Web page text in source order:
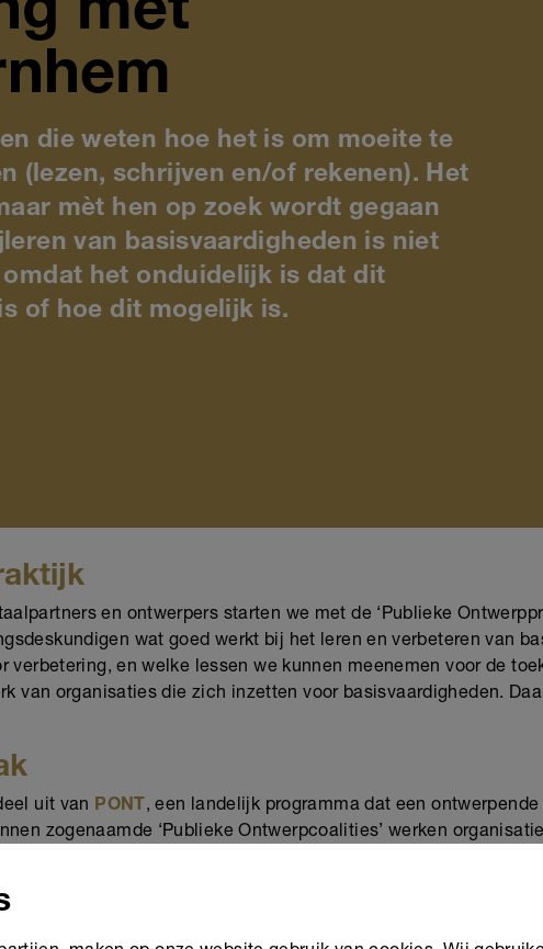
met
die weten hoe het is om moeite te
(lezen, schrijven en/of rekenen). Het
mèt hen op zoek wordt gegaan
van basisvaardigheden is niet
het onduidelijk is dat dit
of hoe dit mogelijk is.
en ontwerpers starten we met de ‘Publieke
wat goed werkt bij het leren en verbeteren van
verbetering, en welke lessen we kunnen meenemen voor de
van organisaties die zich inzetten voor basisvaardigheden.
uit van PONT , een landelijk programma dat een ontwerpende
zogenaamde ‘Publieke Ontwerpcoalities’ werken
en vernieuwen. Er ontstaat ruimte voor duurzame
worden. We kijken er naar uit om samen met de Gemeente
voor volwassenen die hun basisvaardigheden willen versterken.